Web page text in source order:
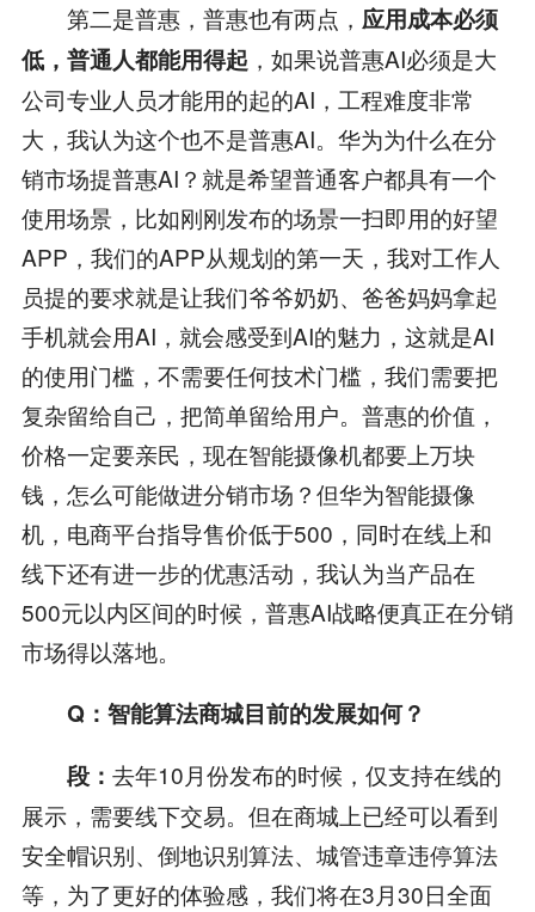
第二是普惠，普惠也有两点， 应用成本必须
低，普通人都能用得起 ，如果说普惠AI必须是大
公司专业人员才能用的起的AI，工程难度非常
大，我认为这个也不是普惠AI。华为为什么在分
销市场提普惠AI？就是希望普通客户都具有一个
使用场景，比如刚刚发布的场景一扫即用的好望
APP，我们的APP从规划的第一天，我对工作人
员提的要求就是让我们爷爷奶奶、爸爸妈妈拿起
手机就会用AI，就会感受到AI的魅力，这就是AI
的使用门槛，不需要任何技术门槛，我们需要把
复杂留给自己，把简单留给用户。普惠的价值，
价格一定要亲民，现在智能摄像机都要上万块
钱，怎么可能做进分销市场？但华为智能摄像
机，电商平台指导售价低于500，同时在线上和
线下还有进一步的优惠活动，我认为当产品在
500元以内区间的时候，普惠AI战略便真正在分销
市场得以落地。
Q：智能算法商城目前的发展如何？
段： 去年10月份发布的时候，仅支持在线的
展示，需要线下交易。但在商城上已经可以看到
安全帽识别、倒地识别算法、城管违章违停算法
等，为了更好的体验感，我们将在3月30日全面